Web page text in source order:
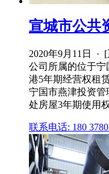
宣城市公共
2020年9月11日 ·
公司所属的位于
港5年期经营权租
宁国市燕津投资管
处房屋3年期使用
联系电话: 180 3780